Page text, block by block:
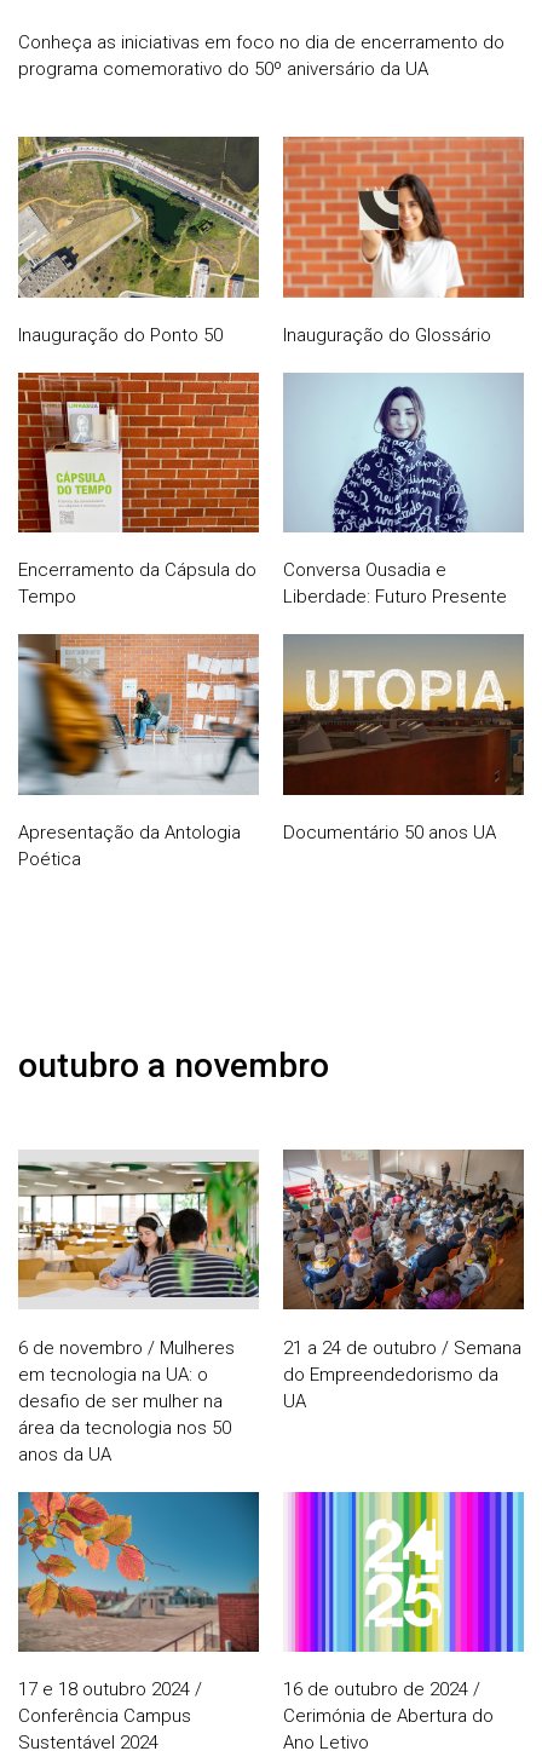
Conheça as iniciativas em foco no dia de encerramento do
programa comemorativo do 50º aniversário da UA
Inauguração do Ponto 50 Inauguração do Glossário
Encerramento da Cápsula do
Tempo
Conversa Ousadia e
Liberdade: Futuro Presente
Apresentação da Antologia
Poética
Documentário 50 anos UA
outubro a novembro
6 de novembro / Mulheres
em tecnologia na UA: o
desafio de ser mulher na
área da tecnologia nos 50
anos da UA
21 a 24 de outubro / Semana
do Empreendedorismo da
UA
17 e 18 outubro 2024 /
Conferência Campus
Sustentável 2024
16 de outubro de 2024 /
Cerimónia de Abertura do
Ano Letivo